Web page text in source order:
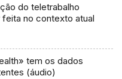
do teletrabalho
no contexto atual
tem os dados
(áudio)